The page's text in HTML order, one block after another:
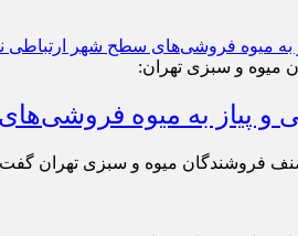
میوه و سبزی تهران:
و پیاز به میوه
صنف فروشندگان میوه و سبزی تهران